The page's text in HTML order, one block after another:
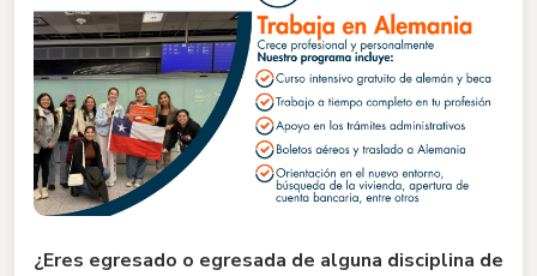
¿Eres egresado o egresada de alguna disciplina de